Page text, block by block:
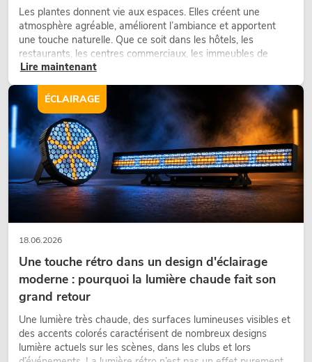
Les plantes donnent vie aux espaces. Elles créent une
atmosphère agréable, améliorent l’ambiance et apportent
une touche naturelle. Que ce soit dans les hôtels, les
restaurants, les centres commerciaux, les immeubles de
bureaux ou sur les stands d’exposition, une végétalisation de
d’aménagement modernes.
Lire maintenant
18.06.2026
Une touche rétro dans un design d'éclairage
moderne : pourquoi la lumière chaude fait son
grand retour
Une lumière très chaude, des surfaces lumineuses visibles et
des accents colorés caractérisent de nombreux designs
lumière actuels sur les scènes, dans les clubs et lors
ÉCLAIRAGE